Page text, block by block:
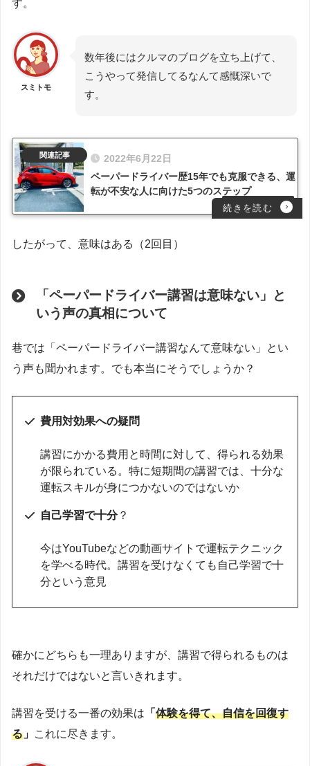
す。
スミトモ
数年後にはクルマのブログを立ち上げて、
こうやって発信してるなんて感慨深いで
す。
2022年6月22日
ペーパードライバー歴15年でも克服できる、運
転が不安な人に向けた5つのステップ
したがって、意味はある（2回目）
「ペーパードライバー講習は意味ない」と
いう声の真相について
巷では「ペーパードライバー講習なんて意味ない」とい
う声も聞かれます。でも本当にそうでしょうか？
費用対効果への疑問
講習にかかる費用と時間に対して、得られる効果
が限られている。特に短期間の講習では、十分な
運転スキルが身につかないのではないか
自己学習で十分？
今はYouTubeなどの動画サイトで運転テクニック
を学べる時代。講習を受けなくても自己学習で十
分という意見
確かにどちらも一理ありますが、講習で得られるものは
それだけではないと言いきれます。
講習を受ける一番の効果は 「 体験を得て、自信を回復す
る 」 これに尽きます。